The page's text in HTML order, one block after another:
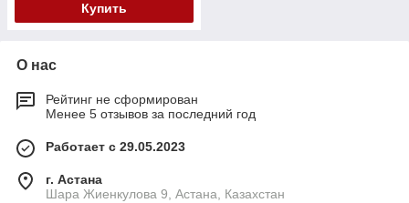
Купить
О нас
Рейтинг не сформирован
Менее 5 отзывов за последний год
Работает с 29.05.2023
г. Астана
Шара Жиенкулова 9, Астана, Казахстан